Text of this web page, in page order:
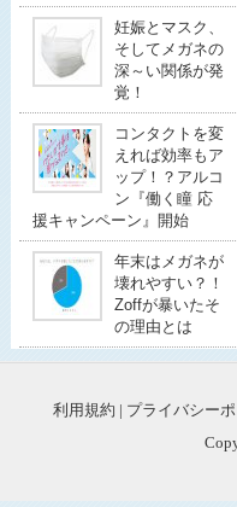
妊娠とマスク、
そしてメガネの
深～い関係が発
覚！
コンタクトを変
えれば効率もア
ップ！？アルコ
ン『働く瞳 応
援キャンペーン』開始
年末はメガネが
壊れやすい？！
Zoffが暴いたそ
の理由とは
利用規約 | プライバシー